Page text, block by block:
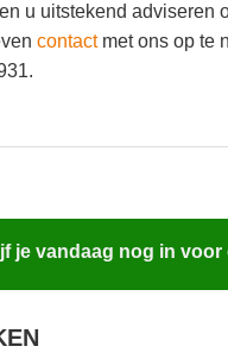
u uitstekend adviseren
contactmet ons op te
je vandaag nog in